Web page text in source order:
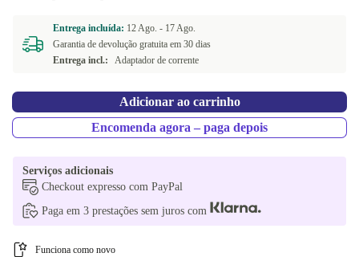
NL (QWERTY)
PT (QWERTY) -405,01 €
UK (QWERTY)
Entrega incluída: 12 Ago. - 17 Ago.
Garantia de devolução gratuita em 30 dias
Entrega incl.:
Adaptador de corrente
Adicionar ao carrinho
Encomenda agora – paga depois
Serviços adicionais
Checkout expresso com PayPal
Paga em 3 prestações sem juros com
Funciona como novo